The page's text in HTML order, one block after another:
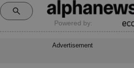
Powered by:
Advertisement